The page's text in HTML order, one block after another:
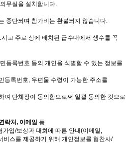
무실을 설치합니다.
중단되며 참가비는 환불되지 않습니다.
고 주로 상에 배치된 급수대에서 생수를 꼭
등록번호 등의 개인을 식별할 수 있는 정보를
등록번호, 우편물 수령이 가능한 주소를
여 단체장이 동의함으로써 일괄 동의한 것으로
락처, 이메일 등
입/보상과 대회에 따른 안내(이메일,
비스를 제공하기 위해 개인정보를 협찬사/